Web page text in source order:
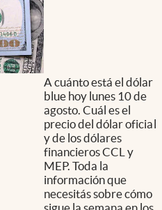
A cuánto está el dólar
blue hoy lunes 10 de
agosto. Cuál es el
precio del dólar oficial
y de los dólares
financieros CCL y
MEP. Toda la
información que
necesitás sobre cómo